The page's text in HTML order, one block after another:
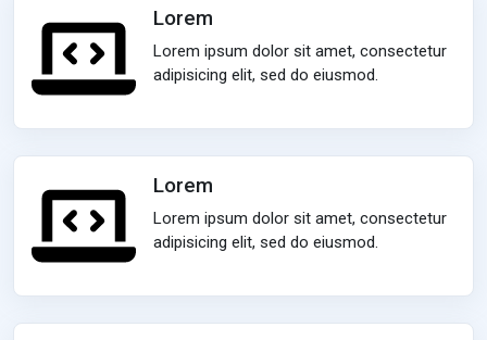
Lorem
Lorem ipsum dolor sit amet, consectetur
adipisicing elit, sed do eiusmod.
Lorem
Lorem ipsum dolor sit amet, consectetur
adipisicing elit, sed do eiusmod.